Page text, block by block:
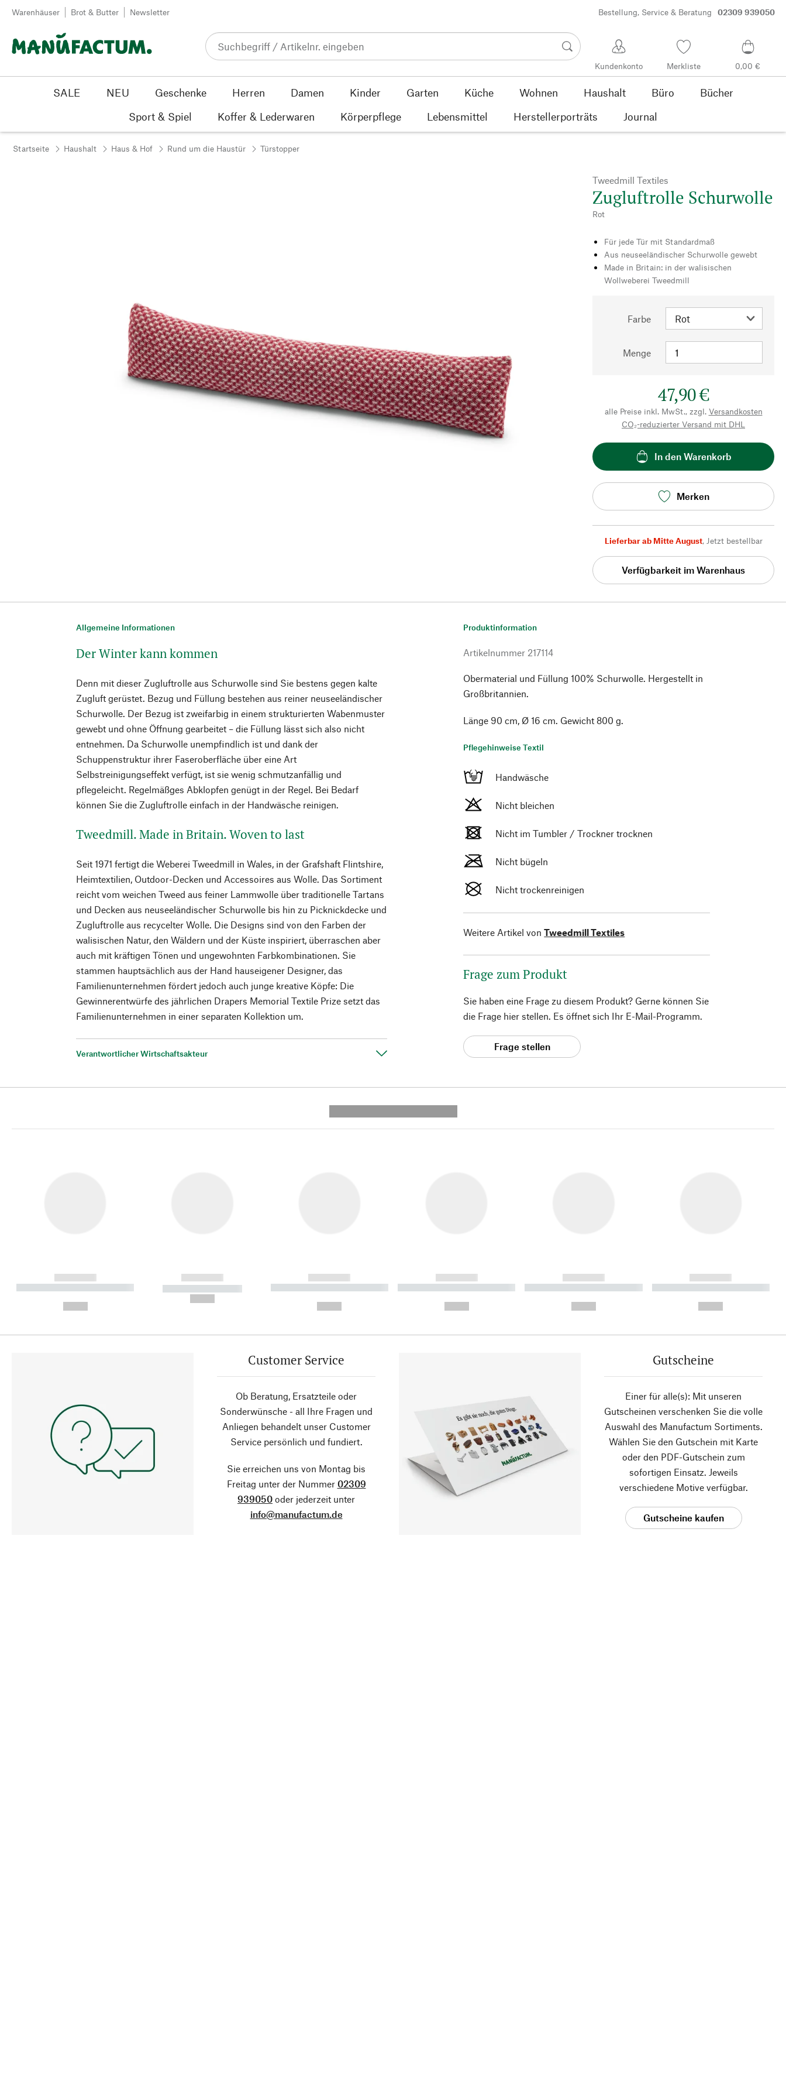
Zum Inhalt springen
Warenhäuser Brot & Butter Newsletter Bestellung, Service & Beratung 02309 939050
Kundenkonto Merkliste 0,00 €
SALE NEU Geschenke Herren Damen Kinder Garten Küche Wohnen Haushalt Büro
Bücher
Sport & Spiel
Koffer & Lederwaren Körperpflege Lebensmittel Herstellerporträts Journal
Startseite Haushalt Haus & Hof Rund um die Haustür Türstopper
Tweedmill Textiles
Zugluftrolle Schurwolle
Rot
Für jede Tür mit Standardmaß
Aus neuseeländischer Schurwolle gewebt
Made in Britain: in der walisischen
Wollweberei Tweedmill
Farbe
Menge
47,90 €
alle Preise inkl. MwSt., zzgl. Versandkosten
CO₂-reduzierter Versand mit DHL
In den Warenkorb
Merken
Lieferbar ab Mitte August, Jetzt bestellbar
Verfügbarkeit im Warenhaus
Allgemeine Informationen
Der Winter kann kommen
Denn mit dieser Zugluftrolle aus Schurwolle sind Sie bestens gegen kalte
Zugluft gerüstet. Bezug und Füllung bestehen aus reiner neuseeländischer
Schurwolle. Der Bezug ist zweifarbig in einem strukturierten Wabenmuster
gewebt und ohne Öffnung gearbeitet – die Füllung lässt sich also nicht
entnehmen. Da Schurwolle unempfindlich ist und dank der
Schuppenstruktur ihrer Faseroberfläche über eine Art
Selbstreinigungseffekt verfügt, ist sie wenig schmutzanfällig und
pflegeleicht. Regelmäßges Abklopfen genügt in der Regel. Bei Bedarf
können Sie die Zugluftrolle einfach in der Handwäsche reinigen.
Tweedmill. Made in Britain. Woven to last
Seit 1971 fertigt die Weberei Tweedmill in Wales, in der Grafshaft Flintshire,
Heimtextilien, Outdoor-Decken und Accessoires aus Wolle. Das Sortiment
reicht vom weichen Tweed aus feiner Lammwolle über traditionelle Tartans
und Decken aus neuseeländischer Schurwolle bis hin zu Picknickdecke und
Zugluftrolle aus recycelter Wolle. Die Designs sind von den Farben der
walisischen Natur, den Wäldern und der Küste inspiriert, überraschen aber
auch mit kräftigen Tönen und ungewohnten Farbkombinationen. Sie
stammen hauptsächlich aus der Hand hauseigener Designer, das
Familienunternehmen fördert jedoch auch junge kreative Köpfe: Die
Gewinnerentwürfe des jährlichen Drapers Memorial Textile Prize setzt das
Familienunternehmen in einer separaten Kollektion um.
Verantwortlicher Wirtschaftsakteur
Produktinformation
Artikelnummer 217114
Obermaterial und Füllung 100% Schurwolle. Hergestellt in
Großbritannien.
Länge 90 cm, Ø 16 cm. Gewicht 800 g.
Pflegehinweise Textil
Handwäsche
Nicht bleichen
Nicht im Tumbler / Trockner trocknen
Nicht bügeln
Nicht trockenreinigen
Weitere Artikel von Tweedmill Textiles
Frage zum Produkt
Sie haben eine Frage zu diesem Produkt? Gerne können Sie
die Frage hier stellen. Es öffnet sich Ihr E-Mail-Programm.
Frage stellen
------------
----------- ----------- ----------
------------
----------- -----------
------------
----------- ----------- ----------
------------
----------- ----------- ----------
------------
----------- ----------- ----------
------------
----------- ----------- ----------
Customer Service
Ob Beratung, Ersatzteile oder
Sonderwünsche - all Ihre Fragen und
Anliegen behandelt unser Customer
Service persönlich und fundiert.
Sie erreichen uns von Montag bis
Freitag unter der Nummer 02309
939050 oder jederzeit unter
info@manufactum.de
Gutscheine
Einer für alle(s): Mit unseren
Gutscheinen verschenken Sie die volle
Auswahl des Manufactum Sortiments.
Wählen Sie den Gutschein mit Karte
oder den PDF-Gutschein zum
sofortigen Einsatz. Jeweils
verschiedene Motive verfügbar.
Gutscheine kaufen